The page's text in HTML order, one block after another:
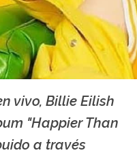
vivo, Billie Eilish
"Happier Than
a través